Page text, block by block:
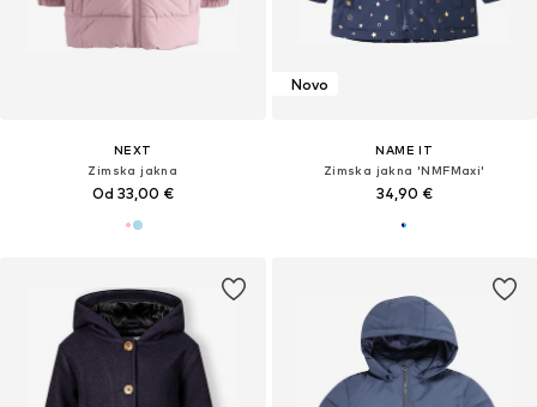
NEXT
Zimska jakna
Od 33,00 €
Novo
NAME IT
Zimska jakna 'NMFMaxi'
34,90 €